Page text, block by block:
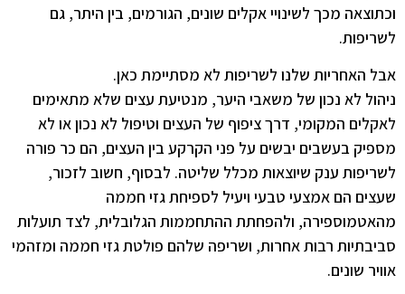
וכתוצאה מכך לשינויי אקלים שונים, הגורמים, בין היתר, גם
לשריפות.
אבל האחריות שלנו לשריפות לא מסתיימת כאן.
ניהול לא נכון של משאבי היער, מנטיעת עצים שלא מתאימים
לאקלים המקומי, דרך ציפוף של העצים וטיפול לא נכון או לא
מספיק בעשבים יבשים על פני הקרקע בין העצים, הם כר פורה
לשריפות ענק שיוצאות מכלל שליטה. לבסוף, חשוב לזכור,
שעצים הם אמצעי טבעי ויעיל לספיחת גזי חממה
מהאטמוספירה, ולהפחתת ההתחממות הגלובלית, לצד תועלות
סביבתיות רבות אחרות, ושריפה שלהם פולטת גזי חממה ומזהמי
אוויר שונים.